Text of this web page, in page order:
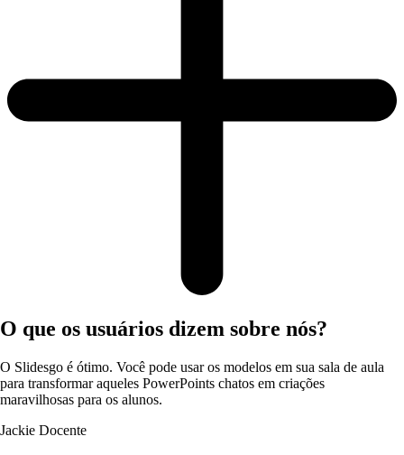
O que os usuários dizem sobre nós?
O Slidesgo é ótimo. Você pode usar os modelos em sua sala de aula
para transformar aqueles PowerPoints chatos em criações
maravilhosas para os alunos.
Jackie Docente